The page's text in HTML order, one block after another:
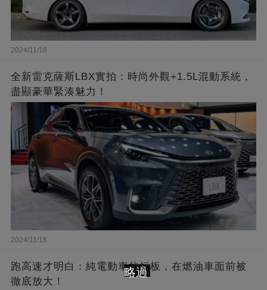
2024/11/18
全新雷克薩斯LBX實拍：時尚外觀+1.5L混動系統，
盡顯豪華緊湊魅力！
2024/11/18
跑高速才明白：純電動車的短板，在燃油車面前被
徹底放大！
略過